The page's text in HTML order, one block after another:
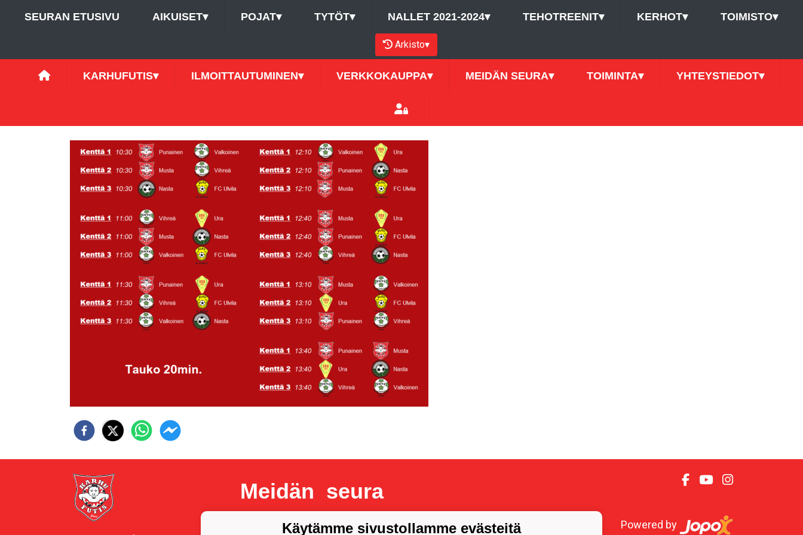
SEURAN ETUSIVU AIKUISET▾ POJAT▾ TYTÖT▾ NALLET 2021-2024▾ TEHOTREENIT▾ KERHOT▾ TOIMISTO▾
Arkisto▾
KARHUFUTIS▾ ILMOITTAUTUMINEN▾ VERKKOKAUPPA▾ MEIDÄN SEURA▾ TOIMINTA▾ YHTEYSTIEDOT▾
Meidän seura
Y-tunnus 1092537-3 Powered by
Käytämme sivustollamme evästeitä